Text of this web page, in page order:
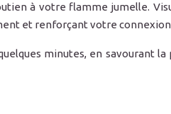
à votre flamme jumelle.
et renforçant votre
minutes, en savourant